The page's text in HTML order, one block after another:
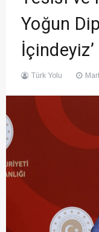
Yoğun
İçindeyiz’
Türk Yolu